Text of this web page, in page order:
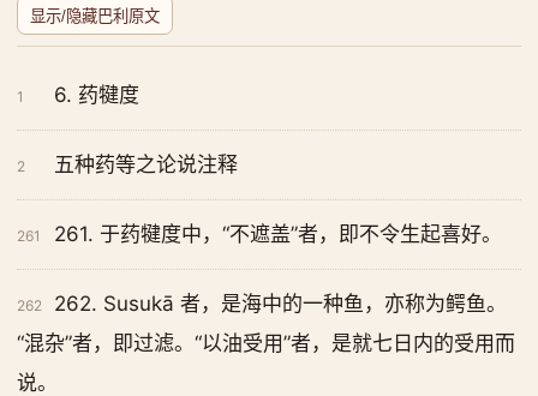
显示/隐藏巴利原文
1 6. 药犍度
2 五种药等之论说注释
261 261. 于药犍度中，“不遮盖”者，即不令生起喜好。
262
262. Susukā 者，是海中的一种鱼，亦称为鳄鱼。
“混杂”者，即过滤。“以油受用”者，是就七日内的受用而
说。